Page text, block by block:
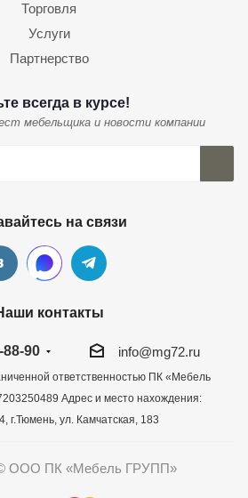
Торговля
Услуги
Партнерство
всегда в курсе!
мебельщика и новости компании
на связи
контакты
88-90 info@mg72.ru
ответственностью ПК «Мебель
Адрес и место нахождения:
г.Тюмень, ул. Камчатская, 183
© ООО ПК «Мебель ГРУПП»